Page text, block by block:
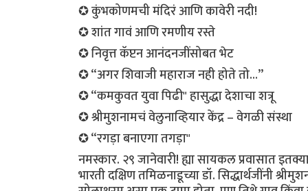
✪ कुंभकोणमची मंदिरं आणि कावेरी नदी!
✪ शांत गावं आणि रमणीय रस्ते
✪ निवृत्त कॅप्टन आनंदनजींसोबत भेट
✪ “अगर शिवाजी महाराज नही होते तो...”
✪ “कमकुवत युवा पिढी" हासुद्धा देशाचा शत्रू
✪ श्रीमुशनामचं वेलुनाव्हियार केंद्र – वेगळी संस्था
✪ “रगड़ा बनाएगा तगड़ा"
नमस्कार. २९ जानेवारी! ह्या सायकल प्रवासात
भारती दक्षिण तमिळनाडूच्या डॉ. सिद्धार्थजींनी